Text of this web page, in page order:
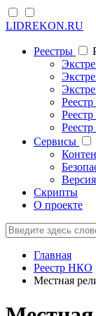
LIDREKON.RU
Реестры
Cервисы
Скрипты
О проекте
Главная
Реестр НКО
Местная